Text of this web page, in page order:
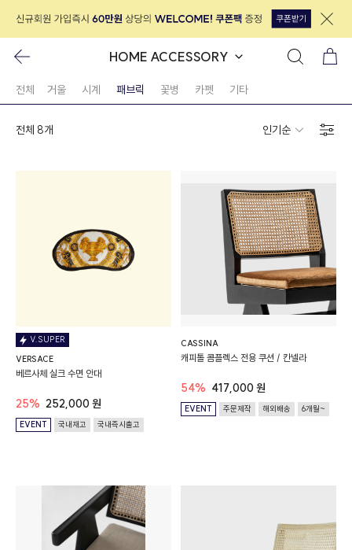
HOME ACCESSORY
전체 거울 시계 패브릭 꽃병 카펫 기타
전체 8개 인기순 ↓
V.SUPER
VERSACE
베르사체 실크 수면 안대
25% 252,000 원
EVENT 국내재고 국내즉시출고
CASSINA
캐피톨 콤플렉스 전용 쿠션 / 칸넬라
54% 417,000 원
EVENT 주문제작 해외배송 6개월~